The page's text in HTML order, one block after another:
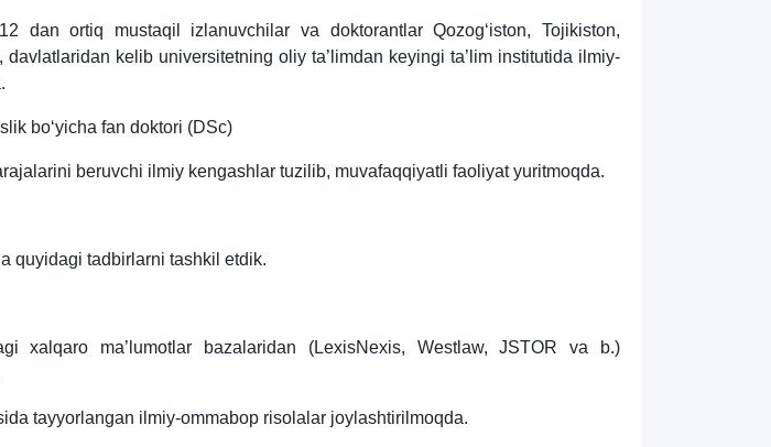
dan ortiq mustaqil izlanuvchilar va doktorantlar Qozog‘iston, Tojikiston,
davlatlaridan kelib universitetning oliy ta’limdan keyingi ta’lim institutida ilmiy-
bo‘yicha fan doktori (DSc)
beruvchi ilmiy kengashlar tuzilib, muvafaqqiyatli faoliyat yuritmoqda.
quyidagi tadbirlarni tashkil etdik.
xalqaro ma’lumotlar bazalaridan (LexisNexis, Westlaw, JSTOR va b.)
tayyorlangan ilmiy-ommabop risolalar joylashtirilmoqda.